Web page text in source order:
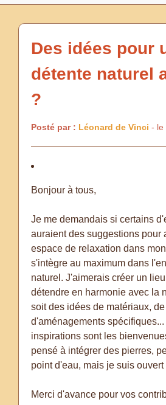
Des idées pour
détente naturel
?
Posté par : Léonard de Vinci - le
Bonjour à tous,
Je me demandais si certains
auraient des suggestions pour
espace de relaxation dans
s'intègre au maximum dans
naturel. J'aimerais créer un
détendre en harmonie avec la
soit des idées de matériaux,
d'aménagements spécifiques...
inspirations sont les
pensé à intégrer des pierres,
point d'eau, mais je suis
Merci d'avance pour vos